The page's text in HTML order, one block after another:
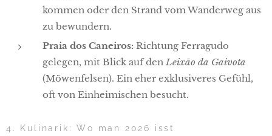
kommen oder den Strand vom Wanderweg aus
zu bewundern.
Praia dos Caneiros: Richtung Ferragudo
gelegen, mit Blick auf denLeixão da Gaivota
(Möwenfelsen). Ein eher exklusiveres Gefühl,
oft von Einheimischen besucht.
4. Kulinarik: Wo man 2026 isst